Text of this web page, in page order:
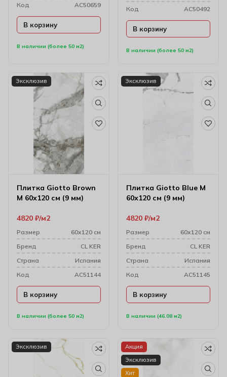
В наличии (более 50 м2)
Код
AC50659
В корзину
В наличии (более 50 м2)
Код
AC50492
В корзину
Эксклюзив
Плитка Giotto Brown
M 60х120 см (9 мм)
В наличии (более 50 м2)
4820 ₽ м2
Размер
60х120 см
Бренд
CL KER
Cтрана
Испания
Код
AC51144
В корзину
Эксклюзив
Плитка Giotto Blue M
60х120 см (9 мм)
В наличии (46.08 м2)
4820 ₽ м2
Размер
60х120 см
Бренд
CL KER
Cтрана
Испания
Код
AC51145
В корзину
Эксклюзив
Акция
Эксклюзив
Хит